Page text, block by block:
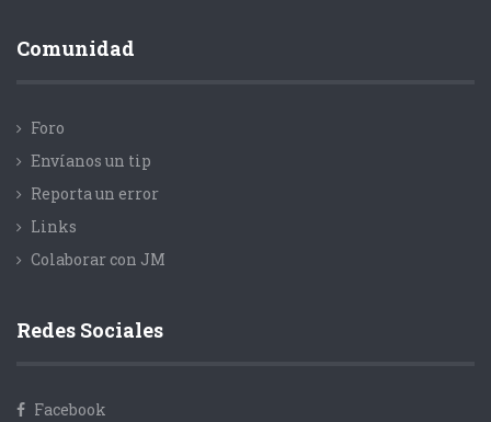
Comunidad
Foro
Envíanos un tip
Reporta un error
Links
Colaborar con JM
Redes Sociales
Facebook